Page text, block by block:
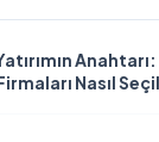
Nasıl